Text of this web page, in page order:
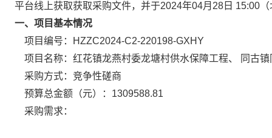
平台线上获取获取采购文件，并于2024年04月28日 15:00
一、项目基本情况
项目编号：
HZZC2024-C2-220198-GXHY
项目名称： 红花镇龙燕村委龙塘村供水保障工程、 同古
采购方式：竞争性磋商
预算总金额（元）： 1309588.81
采购需求：